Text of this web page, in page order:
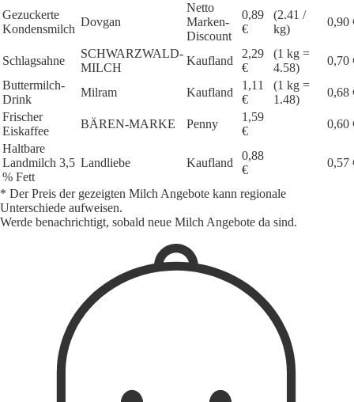
Gezuckerte
Kondensmilch
Dovgan
Netto
Marken-
Discount
0,89
€
(2.41 /
kg)
0,90
Schlagsahne
SCHWARZWALD-
MILCH
Kaufland
2,29
€
(1 kg =
4.58)
0,70
Buttermilch-
Drink
Milram Kaufland
1,11
€
(1 kg =
1.48)
0,68
Frischer
Eiskaffee
BÄREN-MARKE Penny
1,59
€
0,60
Haltbare
Landmilch 3,5
% Fett
Landliebe Kaufland
0,88
€
0,57
* Der Preis der gezeigten Milch Angebote kann regionale
Unterschiede aufweisen.
Werde benachrichtigt, sobald neue Milch Angebote da sind.